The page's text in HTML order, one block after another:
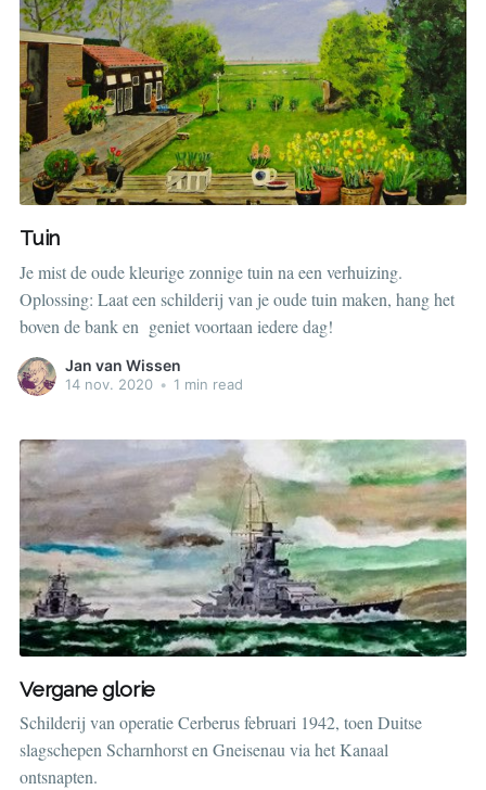
Tuin
Je mist de oude kleurige zonnige tuin na een verhuizing.
Oplossing: Laat een schilderij van je oude tuin maken, hang het
boven de bank en geniet voortaan iedere dag!
Jan van Wissen
14 nov. 2020 • 1 min read
Vergane glorie
Schilderij van operatie Cerberus februari 1942, toen Duitse
slagschepen Scharnhorst en Gneisenau via het Kanaal
ontsnapten.